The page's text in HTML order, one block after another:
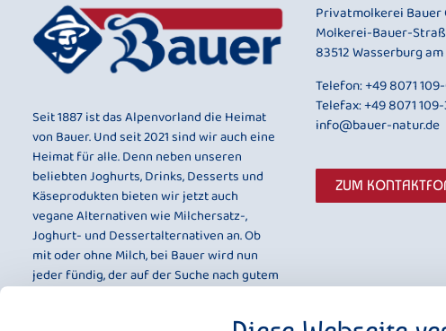
Seit 1887 ist das Alpenvorland die Heimat
von Bauer. Und seit 2021 sind wir auch eine
Heimat für alle. Denn neben unseren
beliebten Joghurts, Drinks, Desserts und
Käseprodukten bieten wir jetzt auch
vegane Alternativen wie Milchersatz-,
Joghurt- und Dessertalternativen an. Ob
mit oder ohne Milch, bei Bauer wird nun
jeder fündig, der auf der Suche nach gutem
Privatmolkerei Bauer
Molkerei-Bauer-
83512 Wasserburg
Telefon:+49 8071
Telefax: +49 8071
info@bauer-natur.de
ZUM